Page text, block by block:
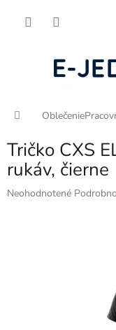
Domov
Oblečenie
Tričko CXS
rukáv, čierne
Priemerné
Neohodnotené